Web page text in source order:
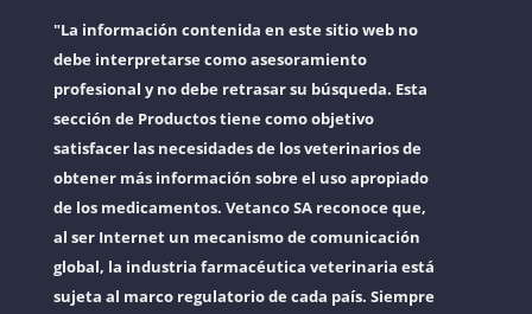
"La información contenida en este sitio web no
debe interpretarse como asesoramiento
profesional y no debe retrasar su búsqueda. Esta
sección de Productos tiene como objetivo
satisfacer las necesidades de los veterinarios de
obtener más información sobre el uso apropiado
de los medicamentos. Vetanco SA reconoce que,
al ser Internet un mecanismo de comunicación
global, la industria farmacéutica veterinaria está
sujeta al marco regulatorio de cada país. Siempre